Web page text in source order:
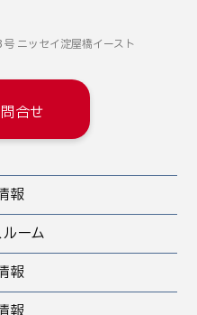
号 ニッセイ淀屋橋イースト
合せ
報
ーム
報